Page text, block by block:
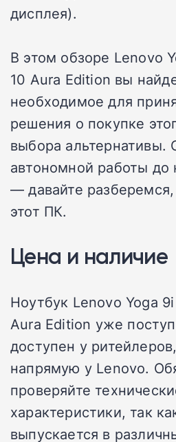
дисплея).
В этом обзоре Lenovo
10 Aura Edition вы
необходимое для
решения о покупке
выбора альтернативы.
автономной работы до
— давайте разберемся,
этот ПК.
Цена и наличие
Ноутбук Lenovo Yoga
Aura Edition уже
доступен у
напрямую у Lenovo.
проверяйте
характеристики, так
выпускается в